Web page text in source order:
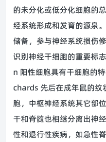
的未分化或低分化细胞的
经系统形成和发育的源泉
储备，参与神经系统损伤
识别神经干细胞的重要标
n 阳性细胞具有干细胞的
chards 先后在成年鼠的纹
胞，中枢神经系统其它部
干和脊髓也相继分离出神
性和退行性疾病，如急性